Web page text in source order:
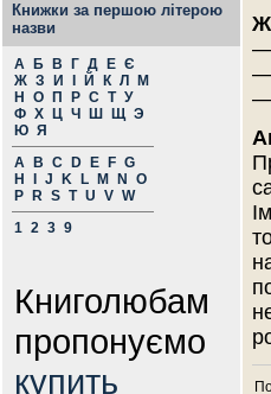
Книжки за першою літерою
назви
А Б В Г Д Е Є
Ж З И Й К Л
М
Н
О П Р С Т У
Ф Х Ц Ч Ш Щ Э
Ю Я
A
B C D E F G
H
J K L M N
O
P
R S T U V W
1 2 3 9
Книголюбам
пропонуємо
купить